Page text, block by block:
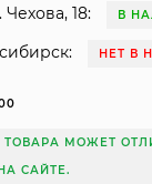
18: В
НЕТ В
МОЖЕТ
САЙТЕ.